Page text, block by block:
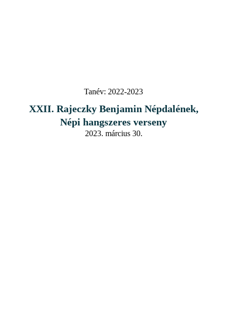
Tanév: 2022-2023
XXII. Rajeczky Benjamin Népdalének,
Népi hangszeres verseny
2023. március 30.